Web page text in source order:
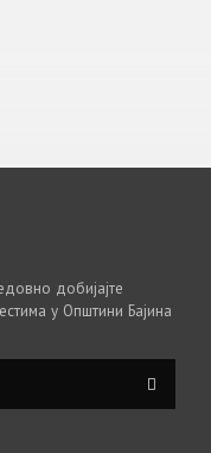
добијајте
у Општини Бајина